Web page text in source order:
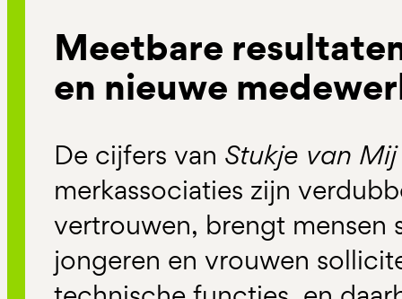
Meetbare
en nieuwe
De cijfers van Stukje van Mij
merkassociaties zijn
vertrouwen, brengt mensen
jongeren en vrouwen